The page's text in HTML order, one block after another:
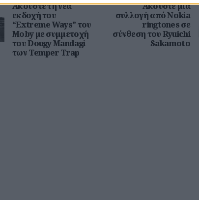
Ακούστε τη νέα
εκδοχή του
“Extreme Ways” του
Moby με συμμετοχή
του Dougy Mandagi
των Temper Trap
Ακούστε μια
συλλογή από Nokia
ringtones σε
σύνθεση του Ryuichi
Sakamoto